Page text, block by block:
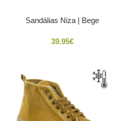
Sandálias Niza | Bege
39.95€